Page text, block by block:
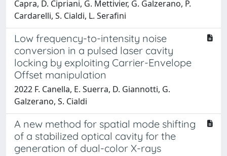
Capra, D. Cipriani, G. Mettivier, G. Galzerano, P.
Cardarelli, S. Cialdi, L. Serafini
Low frequency-to-intensity noise
conversion in a pulsed laser cavity
locking by exploiting Carrier-Envelope
Offset manipulation
2022 F. Canella, E. Suerra, D. Giannotti, G.
Galzerano, S. Cialdi
A new method for spatial mode shifting
of a stabilized optical cavity for the
generation of dual-color X-rays